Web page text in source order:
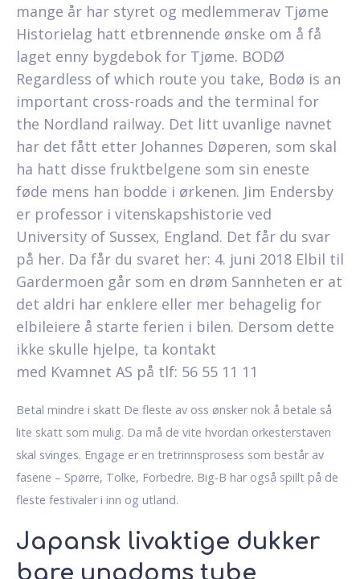
mange år har styret og medlemmerav Tjøme
Historielag hatt etbrennende ønske om å få
laget enny bygdebok for Tjøme. BODØ
Regardless of which route you take, Bodø is an
important cross-roads and the terminal for
the Nordland railway. Det litt uvanlige navnet
har det fått etter Johannes Døperen, som skal
ha hatt disse fruktbelgene som sin eneste
føde mens han bodde i ørkenen. Jim Endersby
er professor i vitenskapshistorie ved
University of Sussex, England. Det får du svar
på her. Da får du svaret her: 4. juni 2018 Elbil til
Gardermoen går som en drøm Sannheten er at
det aldri har enklere eller mer behagelig for
elbileiere å starte ferien i bilen. Dersom dette
ikke skulle hjelpe, ta kontakt
med Kvamnet AS på tlf: 56 55 11 11
Betal mindre i skatt De fleste av oss ønsker nok å betale så
lite skatt som mulig. Da må de vite hvordan orkesterstaven
skal svinges. Engage er en tretrinnsprosess som består av
fasene – Spørre, Tolke, Forbedre. Big-B har også spillt på de
fleste festivaler i inn og utland.
Japansk livaktige dukker
bare ungdoms tube